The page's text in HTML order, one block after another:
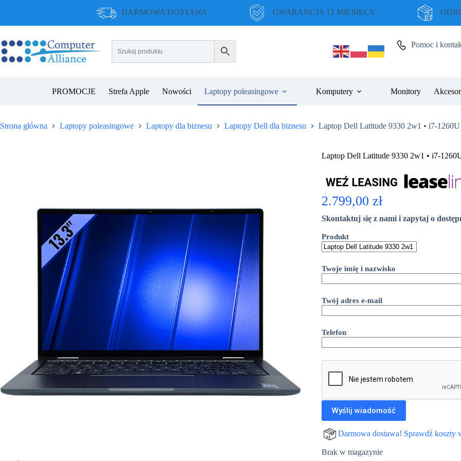
DARMOWA DOSTAWA GWARANCJA 12 MIESIĘCY
Pomoc i
PROMOCJE Strefa Apple Nowości Laptopy poleasingowe Komputery Monitory
Strona główna Laptopy poleasingowe Laptopy dla biznesu Laptopy Dell dla biznesu Laptop Dell Latitude 9330 2w1 • i7-
Laptop Dell Latitude 9330 2w1 • i7-
2.799,00 zł
Skontaktuj się z nami i zapytaj o
Produkt
Twoje imię i nazwisko
Twój adres e-mail
Telefon
Darmowa dostawa! Sprawdź koszty
Brak w magazynie